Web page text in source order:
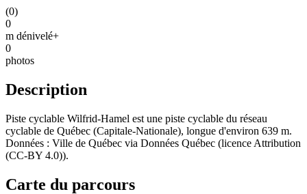
(0)
0
m dénivelé+
0
photos
Description
Piste cyclable Wilfrid-Hamel est une piste cyclable du réseau
cyclable de Québec (Capitale-Nationale), longue d'environ 639 m.
Données : Ville de Québec via Données Québec (licence Attribution
(CC-BY 4.0)).
Carte du parcours